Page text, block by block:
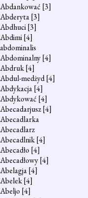
Abdankować [3]
Abderyta[3]
Abdhuci[3]
Abdimi[4]
abdominalis
Abdominalny[4]
Abdruk[4]
Abdul-medżyd[4]
Abdykacja[4]
Abdykować [4]
Abecadarjusz[4]
Abecadlarka
Abecadlarz
Abecadlnik[4]
Abecadło [4]
Abecadłowy[4]
Abelagja[4]
Abelek[4]
Abeljo [4]